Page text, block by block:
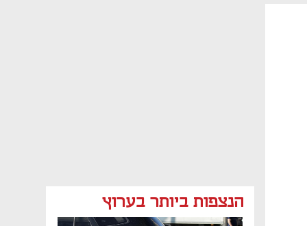
הנצפות ביותר בערוץ